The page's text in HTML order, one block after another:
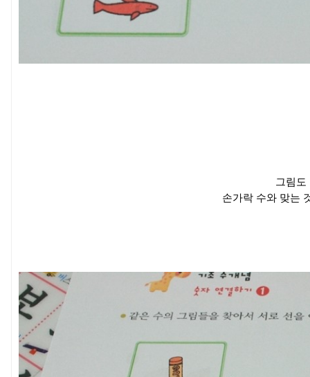
그림도
손가락 수와 맞는